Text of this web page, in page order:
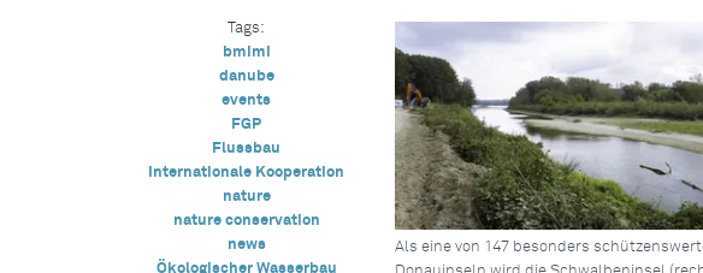
Als eine von 147 besonders
Tags:
bmimi
danube
events
FGP
Flussbau
Internationale Kooperation
nature
nature conservation
news
Ökologischer Wasserbau